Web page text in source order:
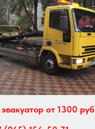
от 1300 руб